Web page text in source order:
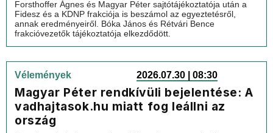
Forsthoffer Ágnes és Magyar Péter sajtótájékoztatója után a
Fidesz és a KDNP frakciója is beszámol az egyeztetésről,
annak eredményeiről. Bóka János és Rétvári Bence
frakcióvezetők tájékoztatója elkezdődött.
Vélemények 2026.07.30 | 08:30
Magyar Péter rendkívüli bejelentése: A
vadhajtasok.hu miatt fog leállni az
ország